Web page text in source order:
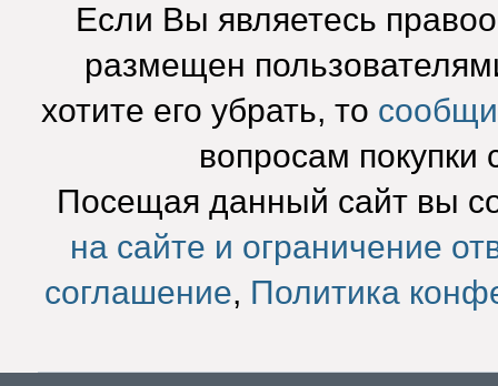
Если Вы являетесь
размещен
хотите его убрать, то
вопросам покупки
Посещая данный сайт вы
на сайте и ограничение
соглашение, Политика